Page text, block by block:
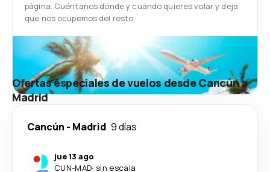
página. Cuéntanos dónde y cuándo quieres volar y deja
que nos ocupemos del resto.
Ofertas especiales de vuelos desde Cancún a
Madrid
Cancún - Madrid 9 días
jue 13 ago
CUN-MAD· sin escala